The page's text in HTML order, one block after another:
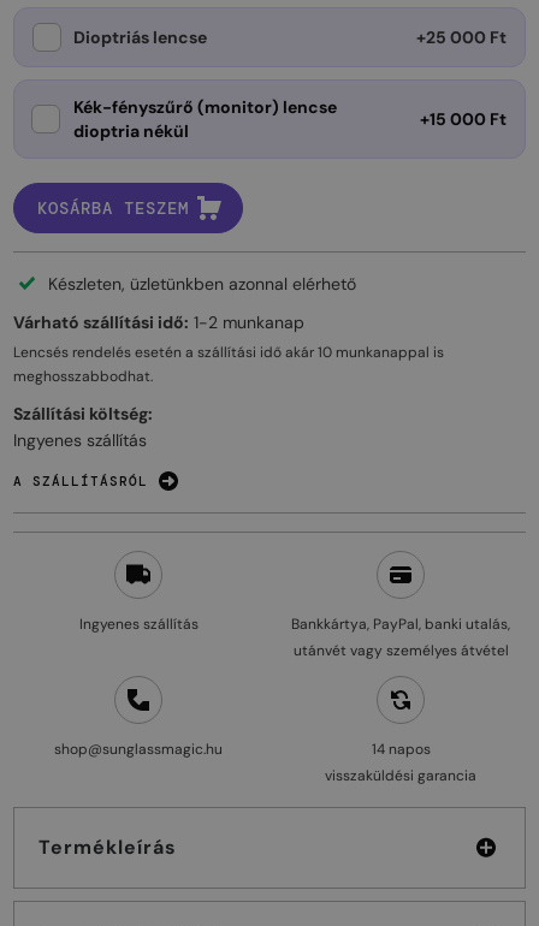
Ingyenes szállítás
Bankkártya, PayPal, banki utalás,
utánvét vagy személyes átvétel
shop@sunglassmagic.hu
14 napos
visszaküldési garancia
Termékleírás
Dioptriás lencse +25 000 Ft
Kék-fényszűrő (monitor) lencse
dioptria nékül
+15 000 Ft
KOSÁRBA TESZEM
Készleten, üzletünkben azonnal elérhető
Várható szállítási idő: 1-2 munkanap
Lencsés rendelés esetén a szállítási idő akár10 munkanappal is
meghosszabbodhat.
Szállítási költség:
Ingyenes szállítás
A SZÁLLÍTÁSRÓL